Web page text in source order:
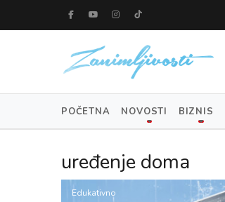
POČETNA NOVOSTI BIZNIS
uređenje doma
Edukativno